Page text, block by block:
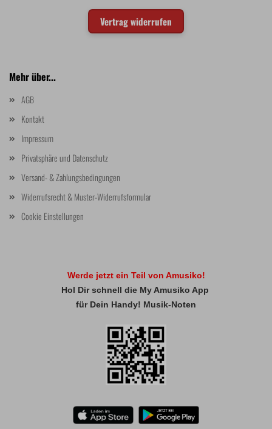
Vertrag widerrufen
Mehr über...
AGB
Kontakt
Impressum
Privatsphäre und Datenschutz
Versand- & Zahlungsbedingungen
Widerrufsrecht & Muster-Widerrufsformular
Cookie Einstellungen
Werde jetzt ein Teil von Amusiko!
Hol Dir schnell die My Amusiko App
für Dein Handy! Musik-Noten